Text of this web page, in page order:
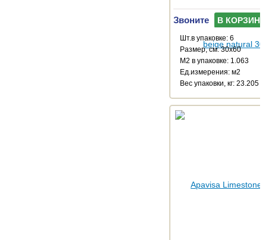
Звоните В КОРЗИНУ
Шт.в упаковке: 6
Размер, см: 30x60
М2 в упаковке: 1.063
Ед.измерения: м2
Веc упаковки, кг: 23.205